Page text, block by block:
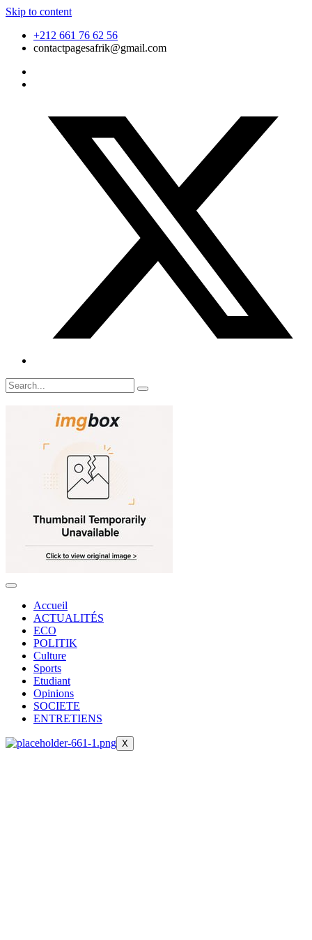
Skip to content
+212 661 76 62 56
contactpagesafrik@gmail.com
Accueil
ACTUALITÉS
ECO
POLITIK
Culture
Sports
Etudiant
Opinions
SOCIETE
ENTRETIENS
X